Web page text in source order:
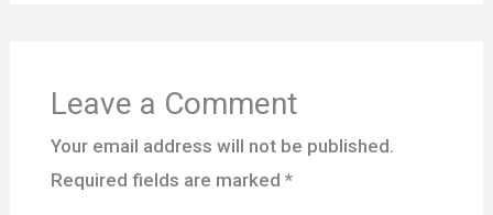
Leave a Comment
Your email address will not be published.
Required fields are marked *